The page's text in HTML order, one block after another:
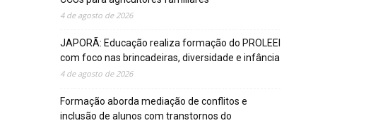
4 de agosto de 2026
JAPORÃ: Educação realiza formação do PROLEEI
com foco nas brincadeiras, diversidade e infância
4 de agosto de 2026
Formação aborda mediação de conflitos e
inclusão de alunos com transtornos do